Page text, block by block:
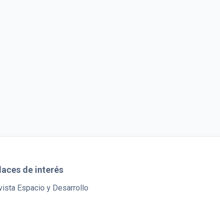
de interés
Espacio y Desarrollo